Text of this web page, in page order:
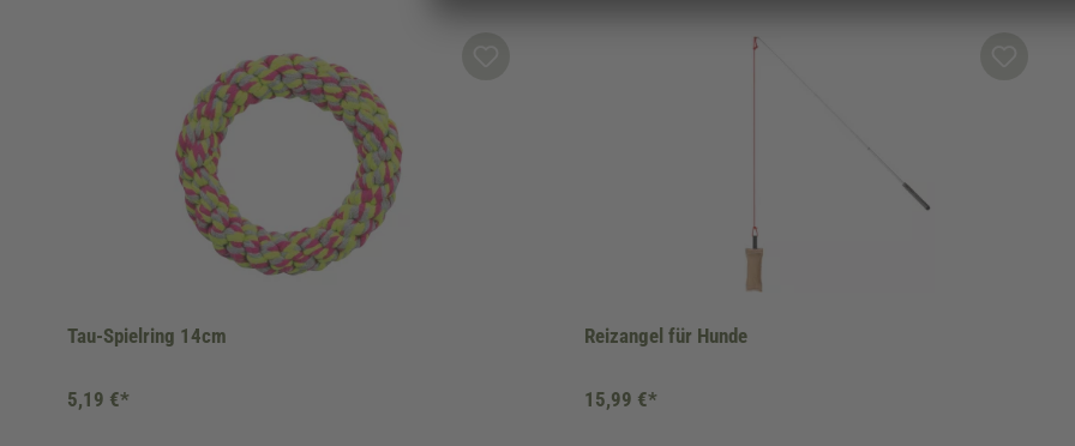
Tau-Spielring 14cm
5,19 €*
Reizangel für Hunde
15,99 €*